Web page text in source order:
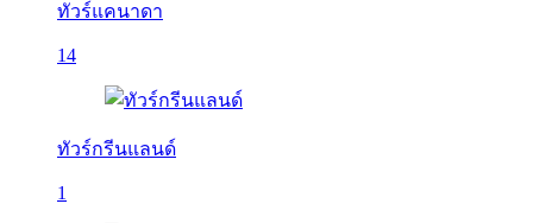
ทัวร์แคนาดา
14
ทัวร์กรีนแลนด์
1